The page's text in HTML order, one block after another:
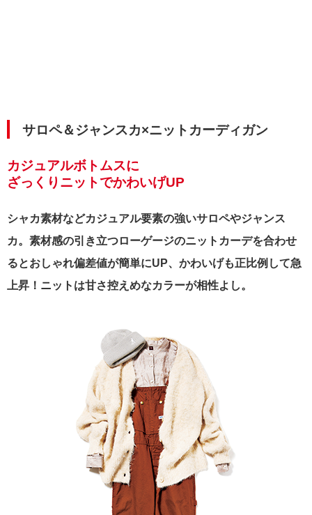
サロペ＆ジャンスカ×ニットカーディガン
カジュアルボトムスに
ざっくりニットでかわいげUP
シャカ素材などカジュアル要素の強いサロペやジャンス
カ。素材感の引き立つローゲージのニットカーデを合わせ
るとおしゃれ偏差値が簡単にUP、かわいげも正比例して急
上昇！ニットは甘さ控えめなカラーが相性よし。